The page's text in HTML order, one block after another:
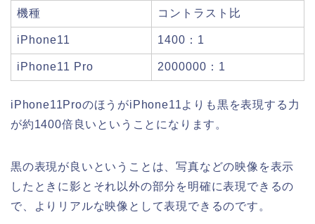
機種 コントラスト比
iPhone11 1400：1
iPhone11 Pro 2000000：1
iPhone11ProのほうがiPhone11よりも黒を表現する力
が約1400倍良いということになります。
黒の表現が良いということは、写真などの映像を表示
したときに影とそれ以外の部分を明確に表現できるの
で、よりリアルな映像として表現できるのです。